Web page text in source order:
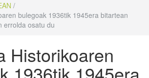
/
bulegoak 1936tik 1945era bitartean
errolda osatu du
Historikoaren